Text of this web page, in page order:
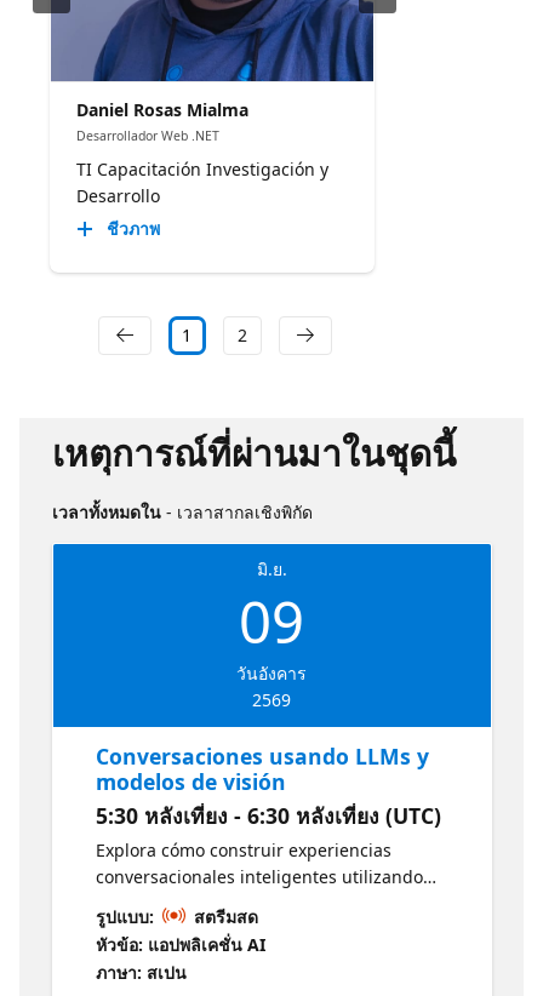
Daniel Rosas Mialma
Desarrollador Web .NET
TI Capacitación Investigación y
Desarrollo
ชีวภาพ
1 2
เหตุการณ์ที่ผ่านมาในชุดนี้
เวลาทั้งหมดใน - เวลาสากลเชิงพิกัด
มิ.ย.
09
วันอังคาร
2569
Conversaciones usando LLMs y
modelos de visión
5:30 หลังเที่ยง - 6:30 หลังเที่ยง (UTC)
Explora cómo construir experiencias
conversacionales inteligentes utilizando
modelos de lenguaje y capacidades de
visión. Aprende a procesar texto e imágenes
para crear aplicaciones más naturales e
interactivas.
รูปแบบ:
สตรีมสด
หัวข้อ: แอปพลิเคชั่น AI
ภาษา: สเปน